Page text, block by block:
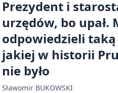
Prezydent i
urzędów, bo upał.
odpowiedzieli
jakiej w historii
nie było
Sławomir BUKOWSKI